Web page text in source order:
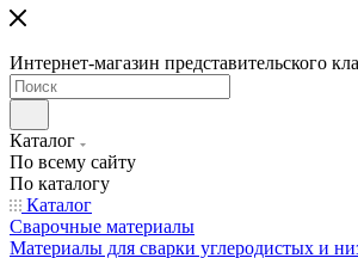
Интернет-магазин представительского
Каталог
По всему сайту
По каталогу
Каталог
Сварочные материалы
Материалы для сварки углеродистых и